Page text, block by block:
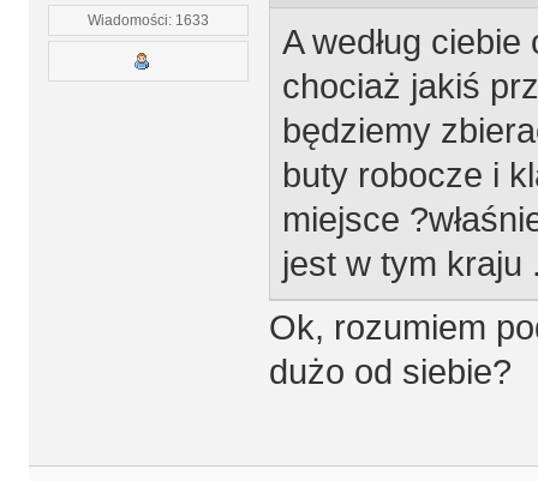
Wiadomości: 1633
A według
chociaż jakiś
będziemy
buty robocze i
miejsce
jest w tym kraju
Ok, rozumiem
dużo od siebie?